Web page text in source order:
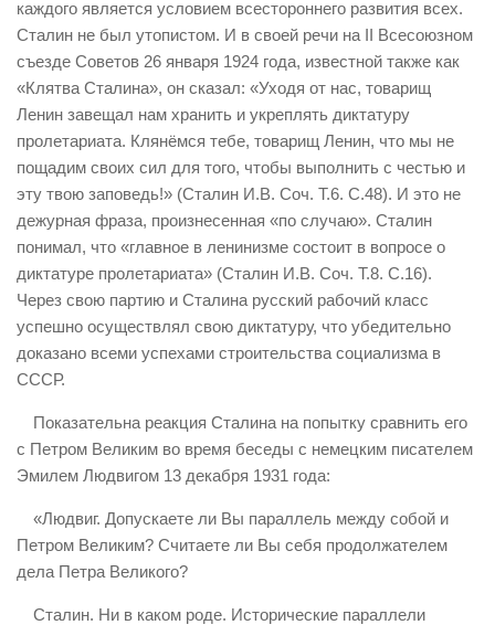
каждого является условием всестороннего развития всех.
Сталин не был утопистом. И в своей речи на II Всесоюзном
съезде Советов 26 января 1924 года, известной также как
«Клятва Сталина», он сказал: «Уходя от нас, товарищ
Ленин завещал нам хранить и укреплять диктатуру
пролетариата. Клянёмся тебе, товарищ Ленин, что мы не
пощадим своих сил для того, чтобы выполнить с честью и
эту твою заповедь!» (Сталин И.В. Соч. Т.6. С.48). И это не
дежурная фраза, произнесенная «по случаю». Сталин
понимал, что «главное в ленинизме состоит в вопросе о
диктатуре пролетариата» (Сталин И.В. Соч. Т.8. С.16).
Через свою партию и Сталина русский рабочий класс
успешно осуществлял свою диктатуру, что убедительно
доказано всеми успехами строительства социализма в
СССР.
Показательна реакция Сталина на попытку сравнить его
с Петром Великим во время беседы с немецким писателем
Эмилем Людвигом 13 декабря 1931 года:
«Людвиг. Допускаете ли Вы параллель между собой и
Петром Великим? Считаете ли Вы себя продолжателем
дела Петра Великого?
Сталин. Ни в каком роде. Исторические параллели